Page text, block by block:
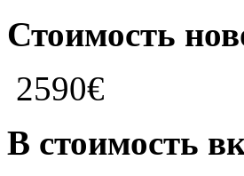
Стоимость
2590€
В стоимость